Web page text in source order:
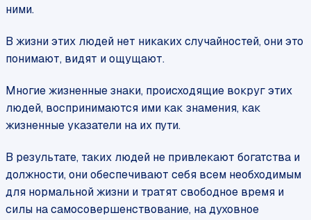
ними.
В жизни этих людей нет никаких случайностей, они это
понимают, видят и ощущают.
Многие жизненные знаки, происходящие вокруг этих
людей, воспринимаются ими как знамения, как
жизненные указатели на их пути.
В результате, таких людей не привлекают богатства и
должности, они обеспечивают себя всем необходимым
для нормальной жизни и тратят свободное время и
силы на самосовершенствование, на духовное